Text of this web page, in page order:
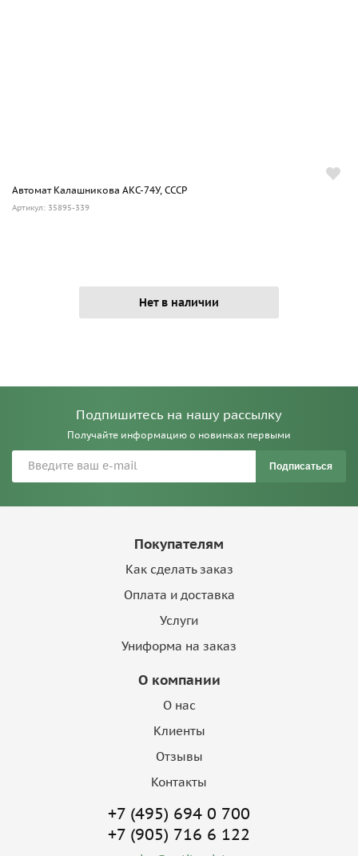
Автомат Калашникова АКС-74У, СССР
Артикул: 35895-339
Нет в наличии
Подпишитесь на нашу рассылку
Получайте информацию о новинках первыми
Подписаться
Покупателям
Как сделать заказ
Оплата и доставка
Услуги
Униформа на заказ
О компании
О нас
Клиенты
Отзывы
Контакты
+7 (495) 694 0 700
+7 (905) 716 6 122